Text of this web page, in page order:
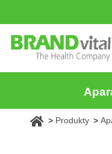
Produkty